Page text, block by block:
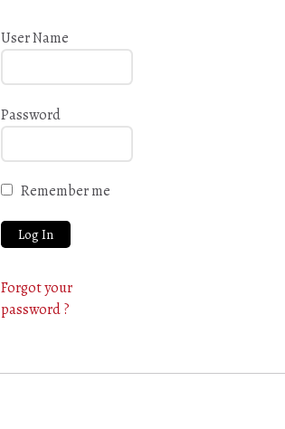
User Name
Password
Remember me
Forgot your
password ?